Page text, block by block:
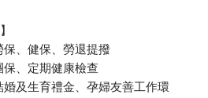
保、健保、勞退提撥
保、定期健康檢查
婚及生育禮金、孕婦友善工作環